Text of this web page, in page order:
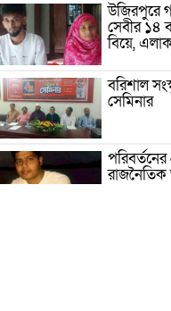
উজিরপুরে
সেবীর ১৪
বিয়ে,
বরিশাল
সেমিনার
রাজনৈতিক